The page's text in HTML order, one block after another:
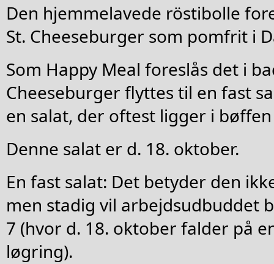
Den hjemmelavede röstibolle
St. Cheeseburger som pomfrit i
Som Happy Meal foreslås det i
Cheeseburger flyttes til en fast
en salat, der oftest ligger i bøffen
Denne salat er d. 18. oktober.
En fast salat: Det betyder den
men stadig vil arbejdsudbuddet
7 (hvor d. 18. oktober falder på
løgring).